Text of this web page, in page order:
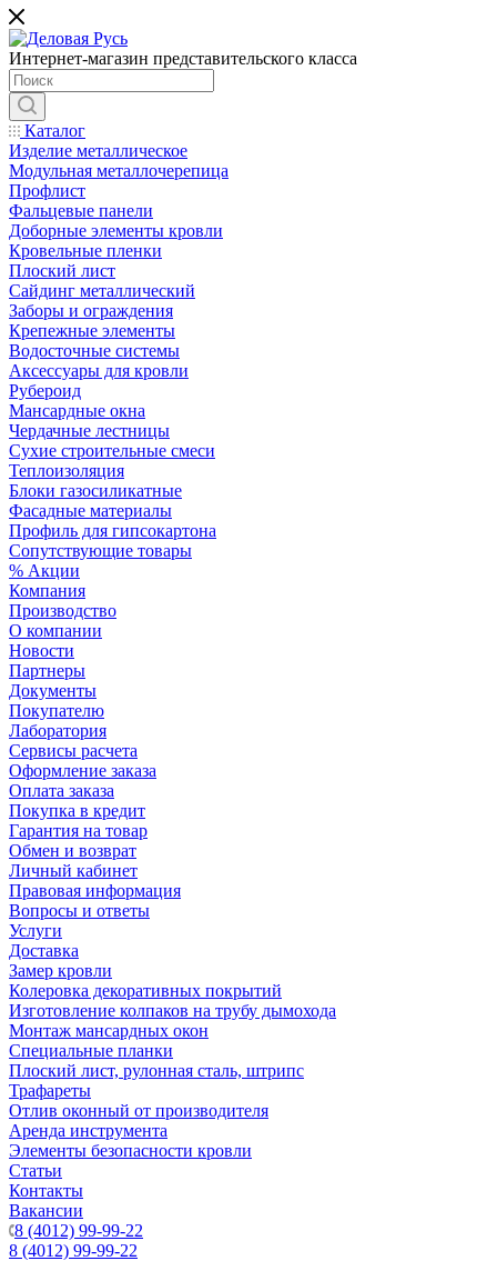
Интернет-магазин представительского класса
Каталог
Изделие металлическое
Модульная металлочерепица
Профлист
Фальцевые панели
Доборные элементы кровли
Кровельные пленки
Плоский лист
Сайдинг металлический
Заборы и ограждения
Крепежные элементы
Водосточные системы
Аксессуары для кровли
Рубероид
Мансардные окна
Чердачные лестницы
Сухие строительные смеси
Теплоизоляция
Блоки газосиликатные
Фасадные материалы
Профиль для гипсокартона
Сопутствующие товары
% Акции
Компания
Производство
О компании
Новости
Партнеры
Документы
Покупателю
Лаборатория
Сервисы расчета
Оформление заказа
Оплата заказа
Покупка в кредит
Гарантия на товар
Обмен и возврат
Личный кабинет
Правовая информация
Вопросы и ответы
Услуги
Доставка
Замер кровли
Колеровка декоративных покрытий
Изготовление колпаков на трубу дымохода
Монтаж мансардных окон
Специальные планки
Плоский лист, рулонная сталь, штрипс
Трафареты
Отлив оконный от производителя
Аренда инструмента
Элементы безопасности кровли
Статьи
Контакты
Вакансии
8 (4012) 99-99-22
8 (4012) 99-99-22